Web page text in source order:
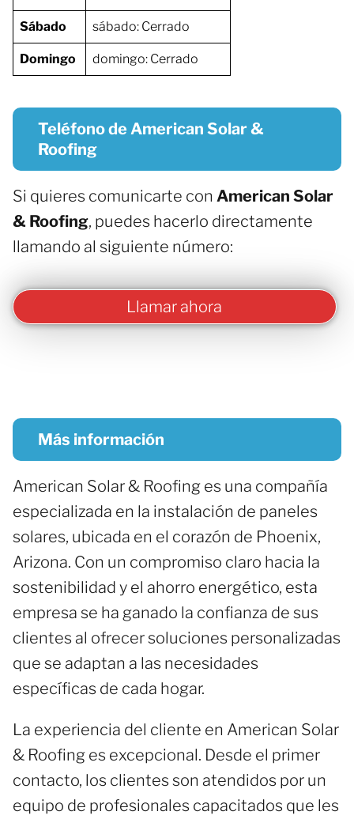
Sábado sábado: Cerrado
Domingo domingo: Cerrado
Teléfono de American Solar &
Roofing
Si quieres comunicarte con American Solar
& Roofing, puedes hacerlo directamente
llamando al siguiente número:
Llamar ahora
Más información
American Solar & Roofing es una compañía
especializada en la instalación de paneles
solares, ubicada en el corazón de Phoenix,
Arizona. Con un compromiso claro hacia la
sostenibilidad y el ahorro energético, esta
empresa se ha ganado la confianza de sus
clientes al ofrecer soluciones personalizadas
que se adaptan a las necesidades
específicas de cada hogar.
La experiencia del cliente en American Solar
& Roofing es excepcional. Desde el primer
contacto, los clientes son atendidos por un
equipo de profesionales capacitados que les